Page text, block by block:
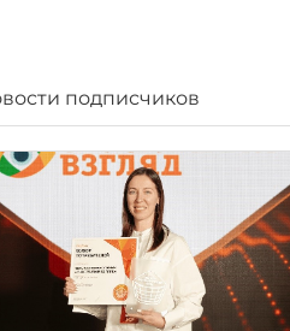
подписчиков